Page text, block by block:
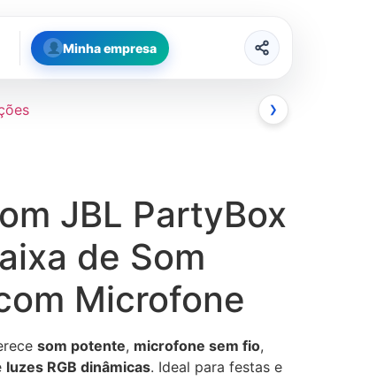
Minha empresa
❯
JBL PartyBox
de Som
Microfone
som potente, microfone sem fio,
luzes RGB dinâmicas. Ideal para festas e